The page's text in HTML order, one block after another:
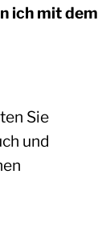
ich mit dem
Sie
und